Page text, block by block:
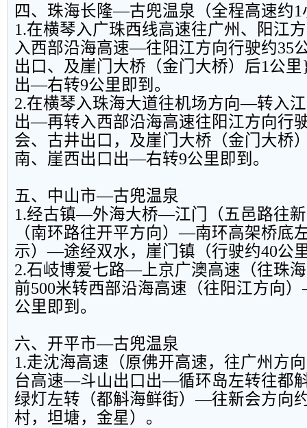
四、珠海长隆—古兜温泉（全程高速约1
1.在横琴入广珠西线高速往广州、阳江
入西部沿海高速—往阳江方向行驶约35
出口、及崖门大桥（金门大桥）后1公
出—右转9公里即到。
2.在横琴入珠海大道往机场方向—转入
出—再转入西部沿海高速往阳江方向行
会、古井出口，及崖门大桥（金门大桥
南、崖西出口出—右转9公里即到。
五、中山市—古兜温泉
1.经古镇—外海大桥—江门（五邑路往
（南环路往开平方向）—南环高架桥底
示）—途经双水，崖门镇（行驶约40公
2.石岐博爱七路—上京广澳高速（往珠
前500米转西部沿海高速（往阳江方向
公里即到。
六、开平市—古兜温泉
1.走沈海高速（原佛开高速，往广州
台高速—斗山出口出—循环岛左转往都
绿灯左转（都斛海鲜街）—往新会方向
村，坦塘，金星）。